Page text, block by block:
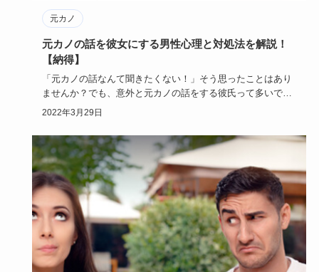
元カノ
元カノの話を彼女にする男性心理と対処法を解説！
【納得】
「元カノの話なんて聞きたくない！」そう思ったことはあり
ませんか？でも、意外と元カノの話をする彼氏って多いです
よね。男性が元…
2022年3月29日